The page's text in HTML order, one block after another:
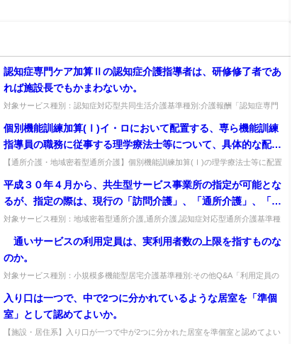
認知症専門ケア加算Ⅱの認知症介護指導者は、研修修了者であ
れば施設長でもかまわないか。
対象サービス種別：認知症対応型共同生活介護基準種別:介護報酬「認知症専門
個別機能訓練加算(Ⅰ)イ・ロにおいて配置する、専ら機能訓練
指導員の職務に従事する理学療法士等について、具体的な配置
時間の定めはあるのか。
【通所介護・地域密着型通所介護】個別機能訓練加算(Ⅰ)の理学療法士等に配置
平成３０年４月から、共生型サービス事業所の指定が可能とな
るが、指定の際は、現行の「訪問介護」、「通所介護」、「短
期入所生活介護」として指定するのか。それとも、新しいサー
「共生型短期入所生活介護」として指定が必要となるのか。そ
れとも「みなし指定」されるのか。
対象サービス種別：地域密着型通所介護,通所介護,認知症対応型通所介護基準種
通いサービスの利用定員は、実利用者数の上限を指すものな
のか。
対象サービス種別：小規模多機能型居宅介護基準種別:その他Q&A「利用定員の
入り口は一つで、中で2つに分かれているような居室を「準個
室」として認めてよいか。
【施設・居住系】入り口が一つで中が2つに分かれた居室を準個室と認めてよい